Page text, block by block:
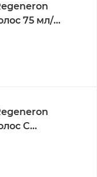
75 мл/
С
Loss With